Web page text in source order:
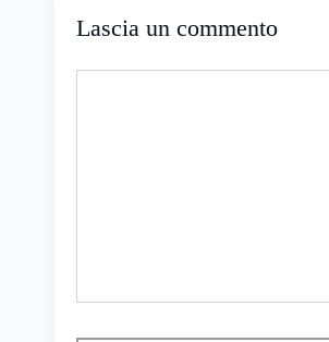
Lascia un commento